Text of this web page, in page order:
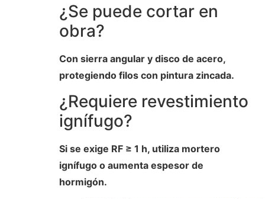
¿Se puede cortar en
obra?
Con sierra angular y disco de acero,
protegiendo filos con pintura zincada.
¿Requiere revestimiento
ignífugo?
Si se exige RF ≥ 1 h, utiliza mortero
ignífugo o aumenta espesor de
hormigón.